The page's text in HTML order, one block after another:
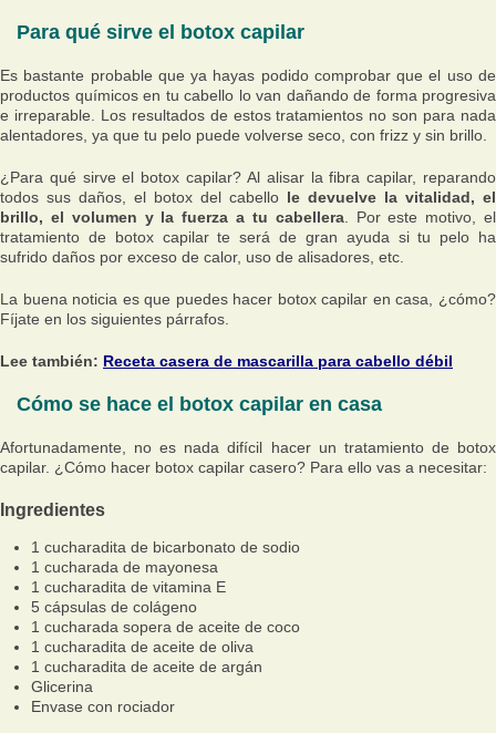
Para qué sirve el botox capilar
Es bastante probable que ya hayas podido comprobar que el uso de
productos químicos en tu cabello lo van dañando de forma progresiva
e irreparable. Los resultados de estos tratamientos no son para nada
alentadores, ya que tu pelo puede volverse seco, con frizz y sin brillo.
¿Para qué sirve el botox capilar? Al alisar la fibra capilar, reparando
todos sus daños, el botox del cabello le devuelve la vitalidad, el
brillo, el volumen y la fuerza a tu cabellera. Por este motivo, el
tratamiento de botox capilar te será de gran ayuda si tu pelo ha
sufrido daños por exceso de calor, uso de alisadores, etc.
La buena noticia es que puedes hacer botox capilar en casa, ¿cómo?
Fíjate en los siguientes párrafos.
Lee también: Receta casera de mascarilla para cabello débil
Cómo se hace el botox capilar en casa
Afortunadamente, no es nada difícil hacer un tratamiento de botox
capilar. ¿Cómo hacer botox capilar casero? Para ello vas a necesitar:
Ingredientes
1 cucharadita de bicarbonato de sodio
1 cucharada de mayonesa
1 cucharadita de vitamina E
5 cápsulas de colágeno
1 cucharada sopera de aceite de coco
1 cucharadita de aceite de oliva
1 cucharadita de aceite de argán
Glicerina
Envase con rociador